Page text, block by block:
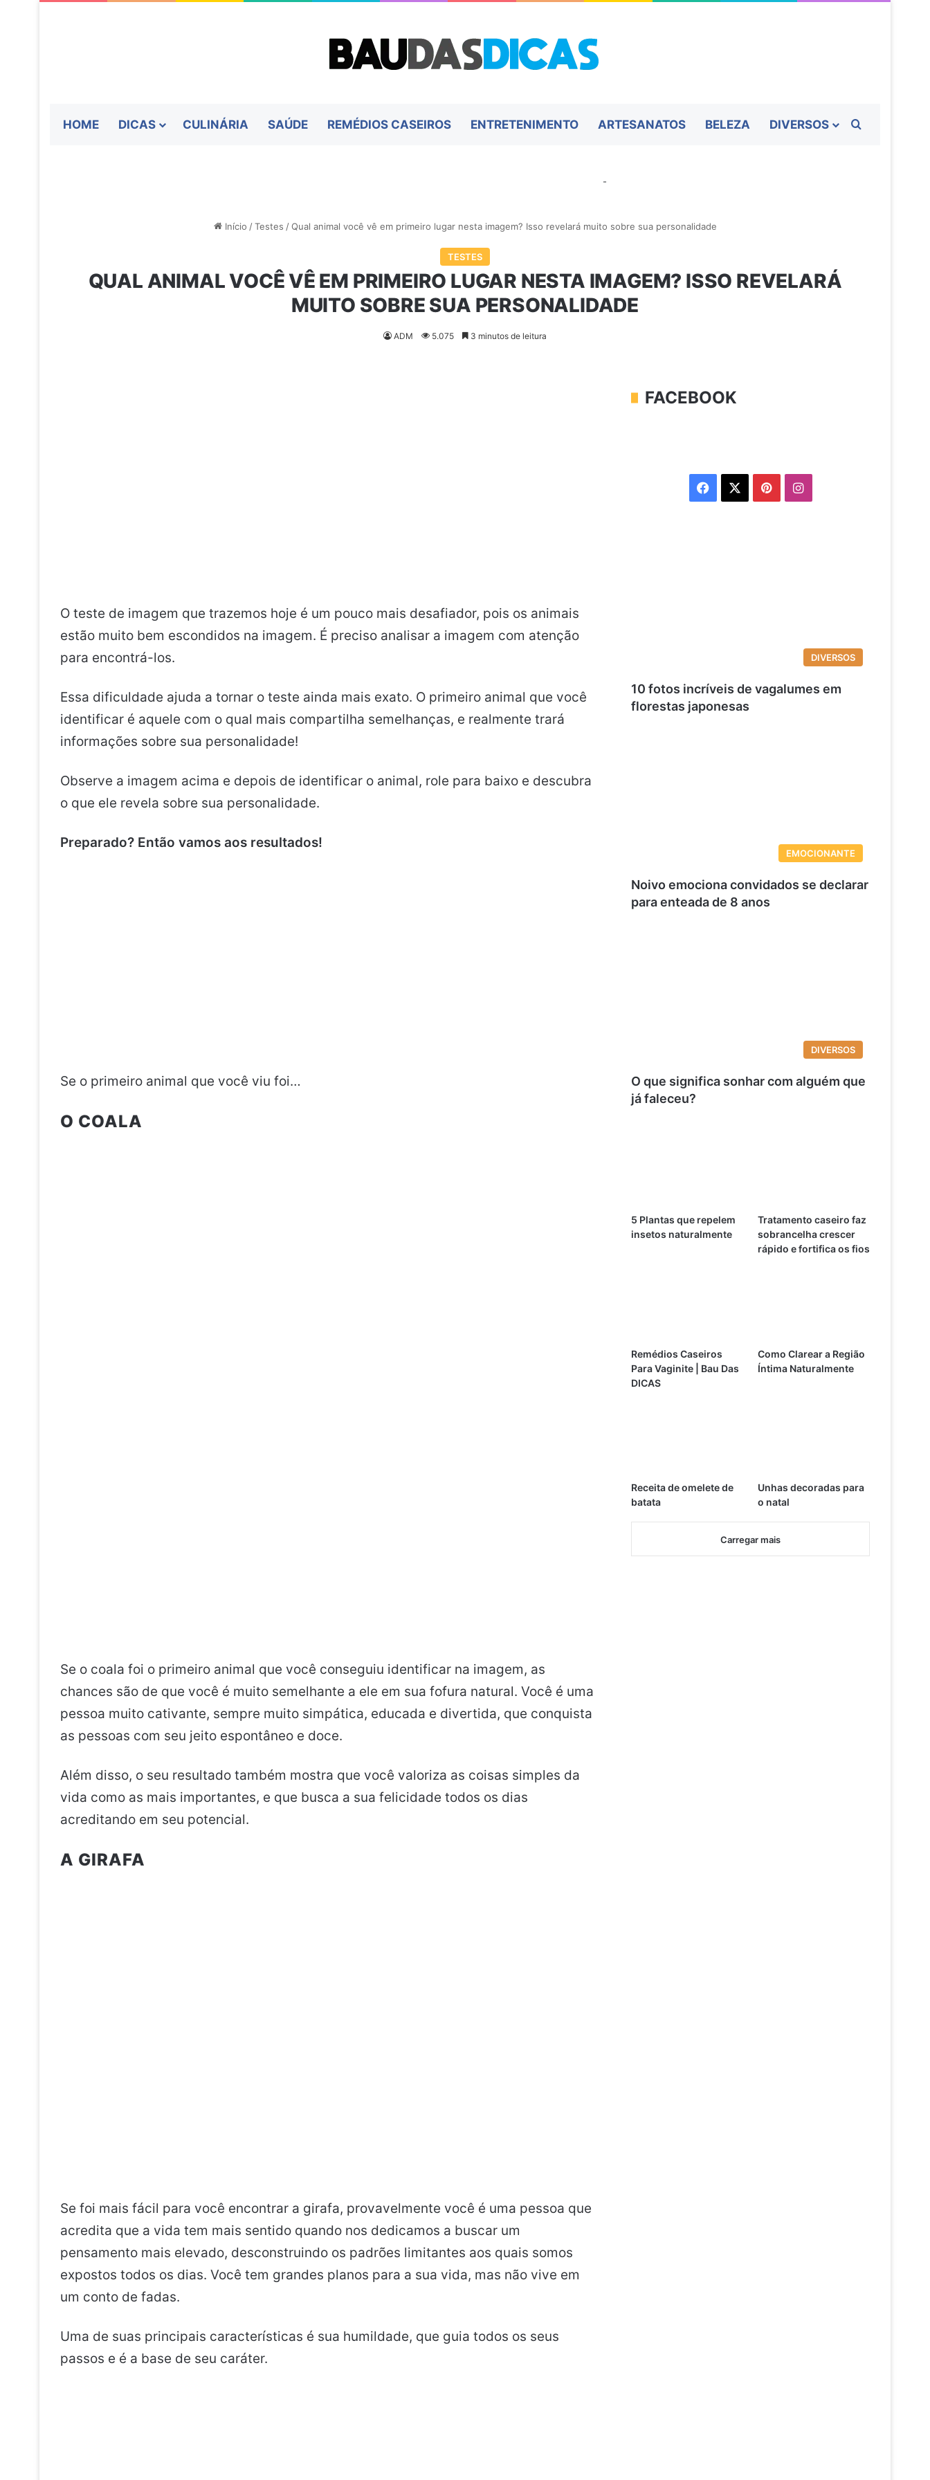
HOME DICAS CULINÁRIA SAÚDE REMÉDIOS CASEIROS ENTRETENIMENTO ARTESANATOS BELEZA DIVERSOS
-
Início / Testes / Qual animal você vê em primeiro lugar nesta imagem? Isso revelará muito sobre sua personalidade
TESTES
QUAL ANIMAL VOCÊ VÊ EM PRIMEIRO LUGAR NESTA IMAGEM? ISSO REVELARÁ
MUITO SOBRE SUA PERSONALIDADE
ADM 5.075 3 minutos de leitura
O teste de imagem que trazemos hoje é um pouco mais desafiador, pois os animais
estão muito bem escondidos na imagem. É preciso analisar a imagem com atenção
para encontrá-los.
Essa dificuldade ajuda a tornar o teste ainda mais exato. O primeiro animal que você
identificar é aquele com o qual mais compartilha semelhanças, e realmente trará
informações sobre sua personalidade!
Observe a imagem acima e depois de identificar o animal, role para baixo e descubra
o que ele revela sobre sua personalidade.
Preparado? Então vamos aos resultados!
Se o primeiro animal que você viu foi…
O COALA
Se o coala foi o primeiro animal que você conseguiu identificar na imagem, as
chances são de que você é muito semelhante a ele em sua fofura natural. Você é uma
pessoa muito cativante, sempre muito simpática, educada e divertida, que conquista
as pessoas com seu jeito espontâneo e doce.
Além disso, o seu resultado também mostra que você valoriza as coisas simples da
vida como as mais importantes, e que busca a sua felicidade todos os dias
acreditando em seu potencial.
A GIRAFA
Se foi mais fácil para você encontrar a girafa, provavelmente você é uma pessoa que
acredita que a vida tem mais sentido quando nos dedicamos a buscar um
pensamento mais elevado, desconstruindo os padrões limitantes aos quais somos
expostos todos os dias. Você tem grandes planos para a sua vida, mas não vive em
um conto de fadas.
Uma de suas principais características é sua humildade, que guia todos os seus
passos e é a base de seu caráter.
FACEBOOK
Facebook PinterestInstagram
DIVERSOS
10 fotos incríveis de vagalumes em
florestas japonesas
EMOCIONANTE
Noivo emociona convidados se declarar
para enteada de 8 anos
DIVERSOS
O que significa sonhar com alguém que
já faleceu?
5 Plantas que repelem
insetos naturalmente
Tratamento caseiro faz
sobrancelha crescer
rápido e fortifica os fios
Remédios Caseiros
Para Vaginite | Bau Das
DICAS
Como Clarear a Região
Íntima Naturalmente
Receita de omelete de
batata
Unhas decoradas para
o natal
Carregar mais